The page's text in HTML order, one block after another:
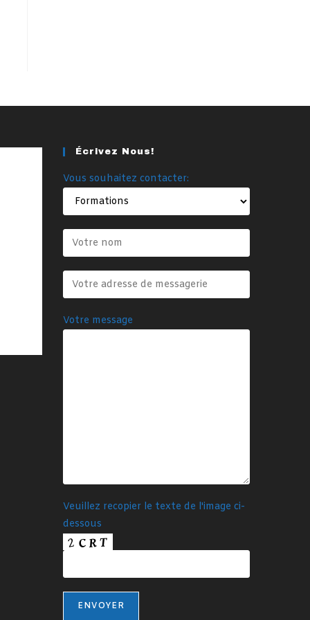
Écrivez Nous!
Vous souhaitez contacter:
Votre message
Veuillez recopier le texte de l'image ci-
dessous